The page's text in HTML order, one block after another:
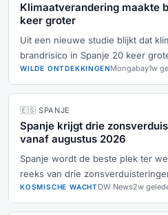
Klimaatverandering maakte
keer groter
Uit een nieuwe studie blijkt dat
brandrisico in Spanje 20 keer
WILDE ONTDEKKINGENMongabay1w
🇪🇸 SPANJE
Spanje krijgt drie
vanaf augustus 2026
Spanje wordt de beste plek ter
reeks van drie
KOSMISCHE WACHTDW News2w